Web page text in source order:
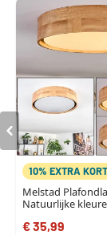
10% EXTRA
Melstad
Natuurlijke
€ 35,99